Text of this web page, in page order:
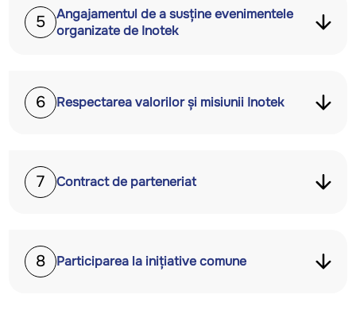
5
Angajamentul de a susține evenimentele
organizate de Inotek
6 Respectarea valorilor și misiunii Inotek
7 Contract de parteneriat
8 Participarea la inițiative comune